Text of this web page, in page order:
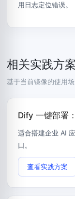
用日志定位错误。
相关实践方
基于当前镜像的使用
Dify 一键部署
适合搭建企业 AI
口。
查看实践方案